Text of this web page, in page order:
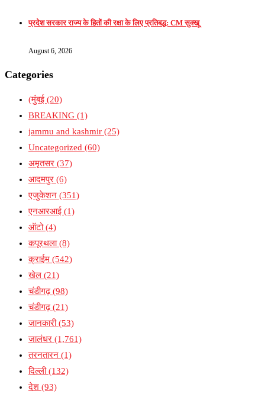
प्रदेश सरकार राज्य के हितों की रक्षा के लिए प्रतिबद्ध: CM सुक्खू
August 6, 2026
Categories
(मुंबई (20)
BREAKING (1)
jammu and kashmir (25)
Uncategorized (60)
अमृतसर (37)
आदमपुर (6)
एजुकेशन (351)
एनआरआई (1)
ऑटो(4)
कपूरथला(8)
क्राईम (542)
खेल (21)
चंडीगढ़(98)
चंडीगढ़(21)
जानकारी(53)
जालंधर (1,761)
तरनतारन (1)
दिल्ली(132)
देश (93)